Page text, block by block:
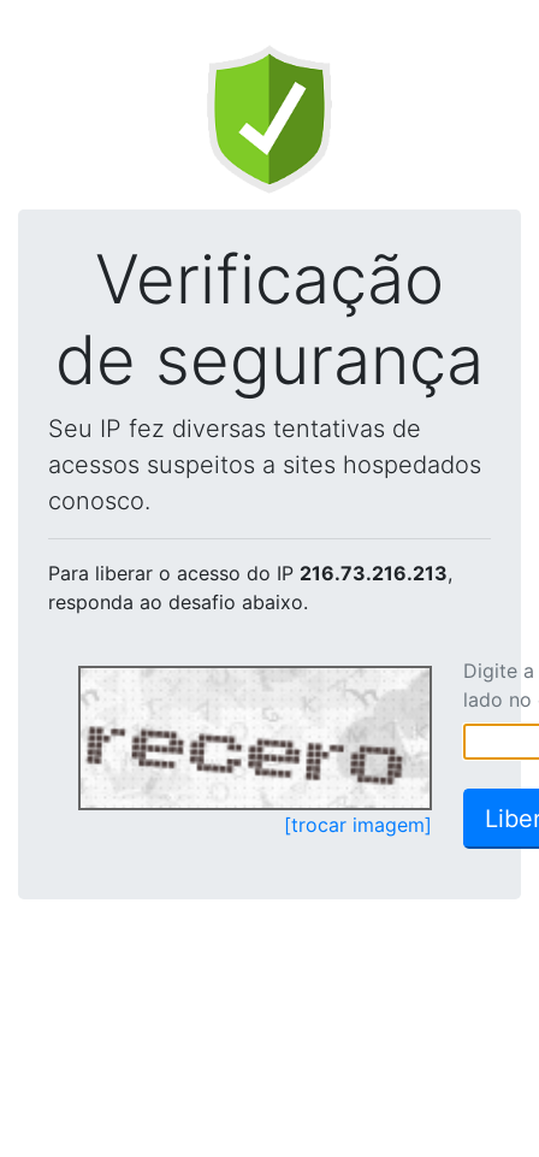
Verificação
de segurança
Seu IP fez diversas tentativas de
acessos suspeitos a sites hospedados
conosco.
Para liberar o acesso do IP 216.73.216.213,
responda ao desafio abaixo.
[trocar imagem]
Digite
lado no